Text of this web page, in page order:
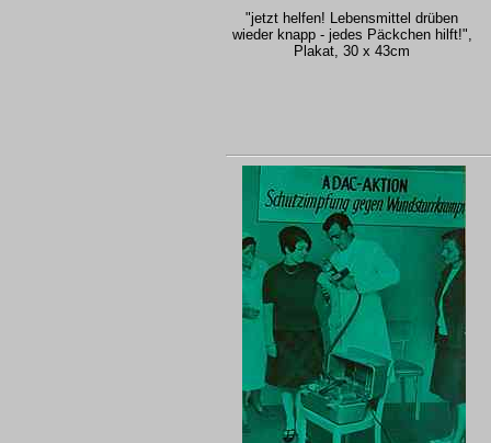
"jetzt helfen! Lebensmittel drüben
wieder knapp - jedes Päckchen hilft!",
Plakat, 30 x 43cm